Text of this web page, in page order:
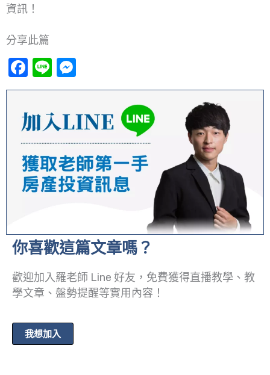
資訊！
分享此篇
Facebook
Line
你喜歡這篇文章嗎？
歡迎加入羅老師 Line 好友，免費獲得直播教學、教
學文章、盤勢提醒等實用內容！
我想加入